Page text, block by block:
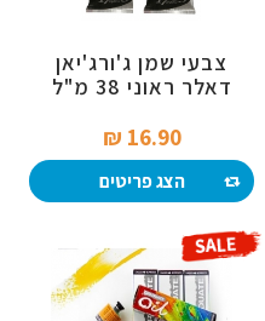
צבעי שמן ג'ורג'יאן
דאלר ראוני 38 מ"ל
16.90 ₪‎
הצג פריטים